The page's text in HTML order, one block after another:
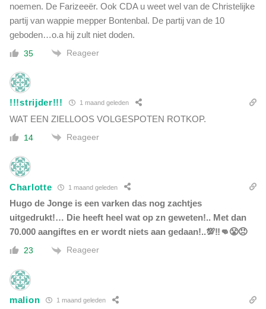
noemen. De Farizeeër. Ook CDA u weet wel van de Christelijke
partij van wappie mepper Bontenbal. De partij van de 10
geboden…o.a hij zult niet doden.
35 Reageer
!!!strijder!!! 1 maand geleden
WAT EEN ZIELLOOS VOLGESPOTEN ROTKOP.
14 Reageer
Charlotte 1 maand geleden
Hugo de Jonge is een varken das nog zachtjes
uitgedrukt!… Die heeft heel wat op zn geweten!.. Met dan
70.000 aangiftes en er wordt niets aan gedaan!..💯‼️👊😤😠
23 Reageer
malion 1 maand geleden